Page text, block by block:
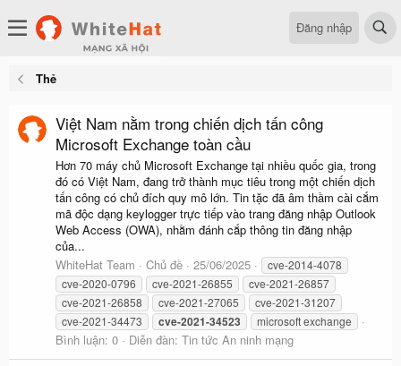
Đăng nhập
Thẻ
Việt Nam nằm trong chiến dịch tấn công
Microsoft Exchange toàn cầu
Hơn 70 máy chủ Microsoft Exchange tại nhiều quốc gia, trong
đó có Việt Nam, đang trở thành mục tiêu trong một chiến dịch
tấn công có chủ đích quy mô lớn. Tin tặc đã âm thầm cài cắm
mã độc dạng keylogger trực tiếp vào trang đăng nhập Outlook
Web Access (OWA), nhằm đánh cắp thông tin đăng nhập
của...
WhiteHat Team
Chủ đề 25/06/2025
cve-2014-4078
cve-2020-0796
cve-2021-26855
cve-2021-26857
cve-2021-26858
cve-2021-27065
cve-2021-31207
cve-2021-34473
cve-2021-34523 microsoft exchange
Bình luận: 0 Diễn đàn: Tin tức An ninh mạng